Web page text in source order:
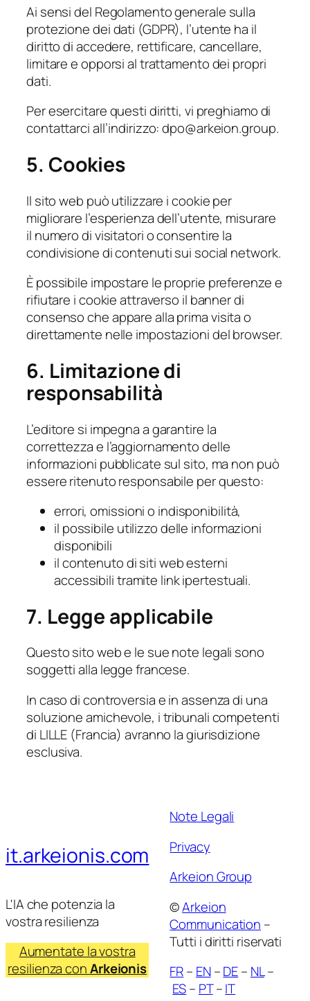
Ai sensi del Regolamento generale sulla
protezione dei dati (GDPR), l’utente ha il
diritto di accedere, rettificare, cancellare,
limitare e opporsi al trattamento dei propri
dati.
Per esercitare questi diritti, vi preghiamo di
contattarci all’indirizzo: dpo@arkeion.group.
5. Cookies
Il sito web può utilizzare i cookie per
migliorare l’esperienza dell’utente, misurare
il numero di visitatori o consentire la
condivisione di contenuti sui social network.
È possibile impostare le proprie preferenze e
rifiutare i cookie attraverso il banner di
consenso che appare alla prima visita o
direttamente nelle impostazioni del browser.
6. Limitazione di
responsabilità
L’editore si impegna a garantire la
correttezza e l’aggiornamento delle
informazioni pubblicate sul sito, ma non può
essere ritenuto responsabile per questo:
errori, omissioni o indisponibilità,
il possibile utilizzo delle informazioni
disponibili
il contenuto di siti web esterni
accessibili tramite link ipertestuali.
7. Legge applicabile
Questo sito web e le sue note legali sono
soggetti alla legge francese.
In caso di controversia e in assenza di una
soluzione amichevole, i tribunali competenti
di LILLE (Francia) avranno la giurisdizione
esclusiva.
it.arkeionis.com
L'IA che potenzia la
vostra resilienza
Aumentate la vostra
resilienza conArkeionis
Note Legali
Privacy
Arkeion Group
©Arkeion
Communication –
Tutti i diritti riservati
FR– EN–DE– NL–
ES– PT–IT